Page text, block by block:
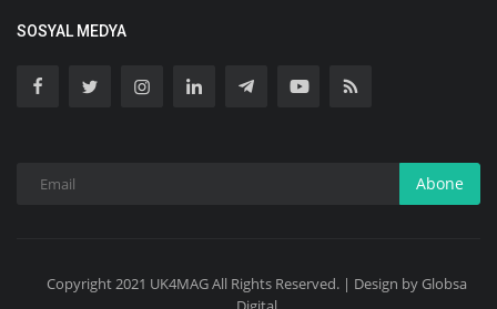
SOSYAL MEDYA
Abone
Copyright 2021 UK4MAG All Rights Reserved. | Design by Globsa